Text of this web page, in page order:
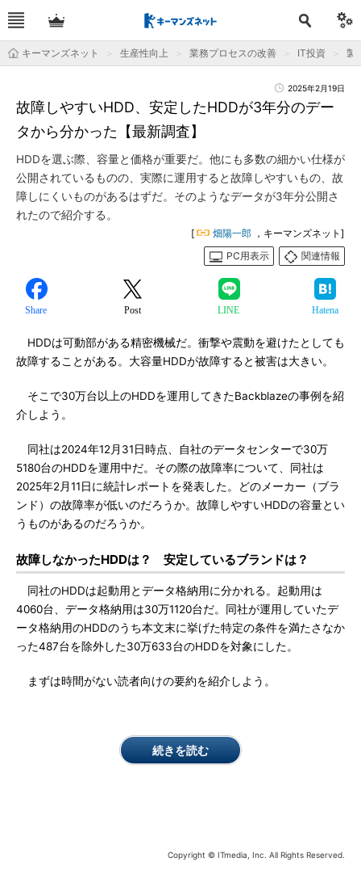
キーマンズネット 生産性向上 業務プロセスの改善 IT投資 製
2025年2月19日
故障しやすいHDD、安定したHDDが3年分のデー
タから分かった【最新調査】
HDDを選ぶ際、容量と価格が重要だ。他にも多数の細かい仕様が
公開されているものの、実際に運用すると故障しやすいもの、故
障しにくいものがあるはずだ。そのようなデータが3年分公開さ
れたので紹介する。
[ 畑陽一郎 ，キーマンズネット]
PC用表示
関連情報
Share Post LINE Hatena
HDDは可動部がある精密機械だ。衝撃や震動を避けたとしても
故障することがある。大容量HDDが故障すると被害は大きい。
そこで30万台以上のHDDを運用してきたBackblazeの事例を紹
介しよう。
同社は2024年12月31日時点、自社のデータセンターで30万
5180台のHDDを運用中だ。その際の故障率について、同社は
2025年2月11日に統計レポートを発表した。どのメーカー（ブラ
ンド）の故障率が低いのだろうか。故障しやすいHDDの容量とい
うものがあるのだろうか。
故障しなかったHDDは？ 安定しているブランドは？
同社のHDDは起動用とデータ格納用に分かれる。起動用は
4060台、データ格納用は30万1120台だ。同社が運用していたデ
ータ格納用のHDDのうち本文末に挙げた特定の条件を満たさなか
った487台を除外した30万633台のHDDを対象にした。
まずは時間がない読者向けの要約を紹介しよう。
続きを読む
Copyright © ITmedia, Inc. All Rights Reserved.